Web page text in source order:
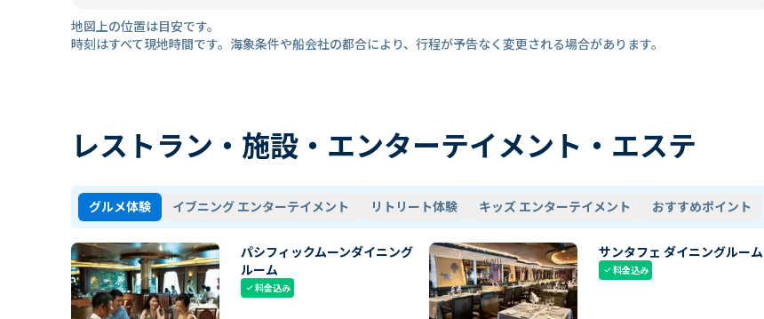
地図上の位置は目安です。
時刻はすべて現地時間です。海象条件や船会社の都合により、行程が予告なく変更される場合があります。
レストラン・施設・エンターテイメント・エステ
グルメ体験 イブニング エンターテイメント リトリート体験 キッズ エンターテイメント おすすめポイント
パシフィックムーンダイニング
ルーム
check料金込み
サンタフェ ダイニングルーム
check料金込み